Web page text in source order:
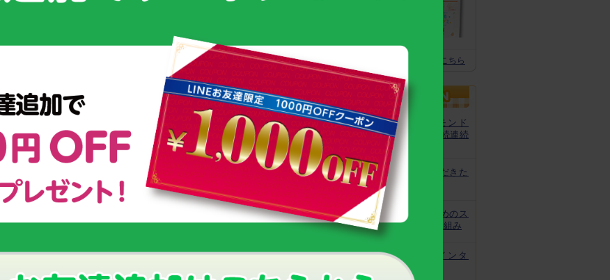
テンツ
」
スクスク育つための３つのポイント！
子供が成長する仕組みとは？
オリンピックを目指す少年少女に密着！
強さの秘密は【栄養管理】にあった！
小さなお子様の栄養補給におすすめ！
幼児期からの「こども食育グミ」
のっぽくんの成長サポートグッズについて
長期」の栄養補給にオススメ！
スクスクのっぽくん推奨全グッズはこちら
カルシウムグミが、モンド
「最高金賞」を13年連続連続
非常時にお役立ていただきた
いトレーニング
皆様の安心と安全のためのス
クスクのっぽくんの取り組み
なでしこ宮間選手にインタ